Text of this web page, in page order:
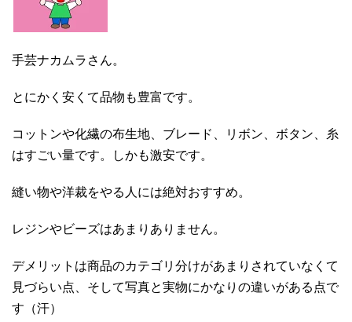
手芸ナカムラさん。
とにかく安くて品物も豊富です。
コットンや化繊の布生地、ブレード、リボン、ボタン、糸
はすごい量です。しかも激安です。
縫い物や洋裁をやる人には絶対おすすめ。
レジンやビーズはあまりありません。
デメリットは商品のカテゴリ分けがあまりされていなくて
見づらい点、そして写真と実物にかなりの違いがある点で
す（汗）